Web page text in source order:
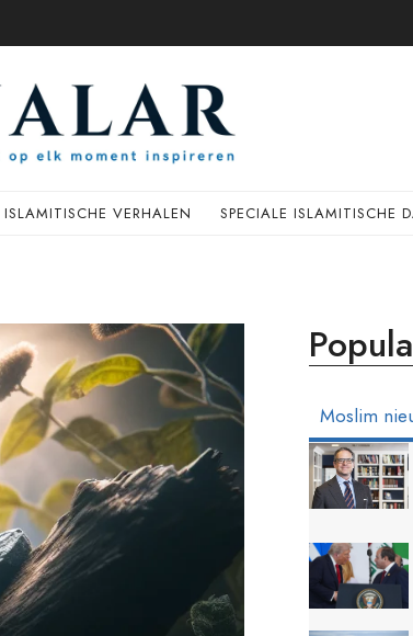
ISLAMITISCHE VERHALEN SPECIALE ISLAMITISCHE
Moslim